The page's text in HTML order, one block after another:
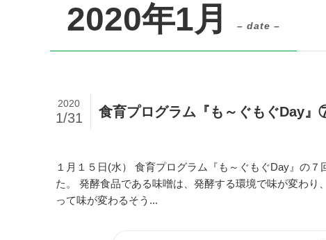
2020年1月 – date –
食育プログラム『も～ぐもぐDay
2020
1/31
１月１５日(水） 食育プログラム『も～ぐもぐDay』の
た。 発酵食品である味噌は、発酵する環境で味が変わ
って味が変わるそう...